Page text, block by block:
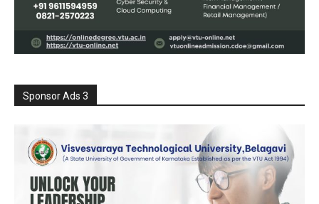
Sponsor Ads 3